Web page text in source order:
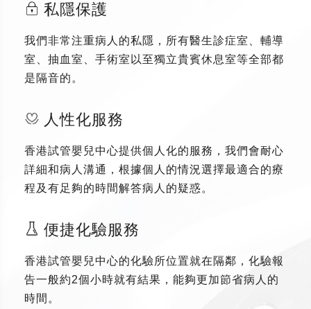
私隱保護
我們非常注重病人的私隱，所有醫生診症室、輔導
室、抽血室、手術室以至獨立貴賓休息室等全部都
是隔音的。
人性化服務
香港試管嬰兒中心提供個人化的服務，我們會耐心
詳細和病人溝通，根據個人的情況選擇最適合的療
程及有足夠的時間解答病人的疑惑。
便捷化驗服務
香港試管嬰兒中心的化驗所位置就在隔鄰，化驗報
告一般約2個小時就有結果，能夠更加節省病人的
時間。